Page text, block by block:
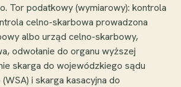
Tor podatkowy (wymiarowy): kontrola
celno-skarbowa prowadzona
albo urząd celno-skarbowy,
odwołanie do organu wyższej
skarga do wojewódzkiego sądu
i skarga kasacyjna do